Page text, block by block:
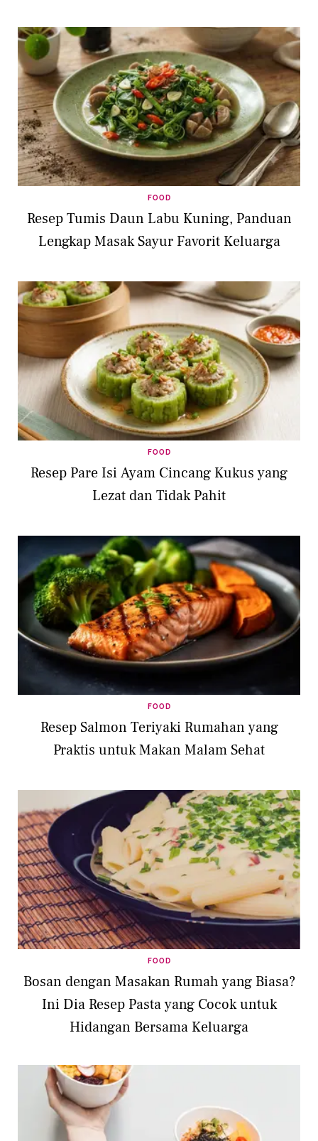
FOOD
Resep Tumis Daun Labu Kuning, Panduan
Lengkap Masak Sayur Favorit Keluarga
FOOD
Resep Pare Isi Ayam Cincang Kukus yang
Lezat dan Tidak Pahit
FOOD
Resep Salmon Teriyaki Rumahan yang
Praktis untuk Makan Malam Sehat
FOOD
Bosan dengan Masakan Rumah yang Biasa?
Ini Dia Resep Pasta yang Cocok untuk
Hidangan Bersama Keluarga